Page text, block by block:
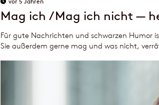
Mag ich / Mag ich nicht —
Für gute Nachrichten und schwarzen Humor
Sie außerdem gerne mag und was nicht,